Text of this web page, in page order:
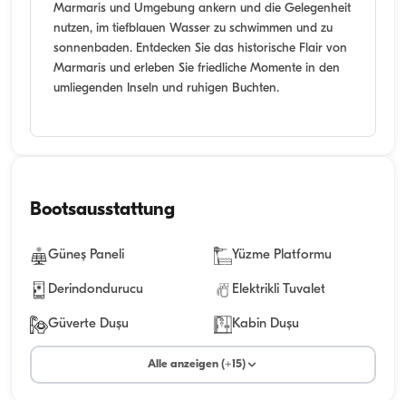
Marmaris und Umgebung ankern und die Gelegenheit
nutzen, im tiefblauen Wasser zu schwimmen und zu
sonnenbaden. Entdecken Sie das historische Flair von
Marmaris und erleben Sie friedliche Momente in den
umliegenden Inseln und ruhigen Buchten.
Bootsausstattung
Güneş Paneli Yüzme Platformu
Derindondurucu Elektrikli Tuvalet
Güverte Duşu Kabin Duşu
Alle anzeigen (+15)